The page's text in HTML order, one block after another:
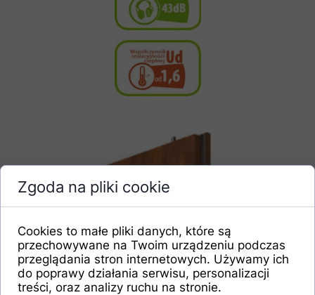
Rygiel pionowy.
Zgoda na pliki cookie
Cookies to małe pliki danych, które są
przechowywane na Twoim urządzeniu podczas
przeglądania stron internetowych. Używamy ich
do poprawy działania serwisu, personalizacji
treści, oraz analizy ruchu na stronie.